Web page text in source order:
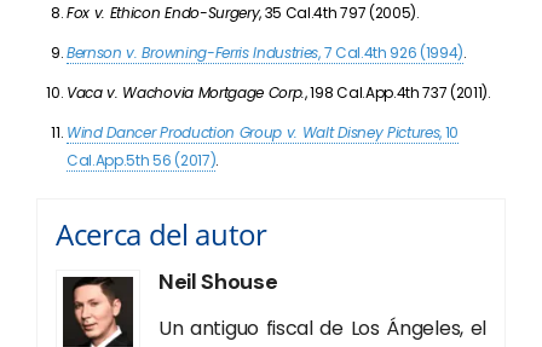
Fox v. Ethicon Endo-Surgery, 35 Cal.4th 797 (2005).
Bernson v. Browning-Ferris Industries, 7 Cal.4th 926 (1994).
Vaca v. Wachovia Mortgage Corp., 198 Cal.App.4th 737 (2011).
Wind Dancer Production Group v. Walt Disney Pictures, 10
Cal.App.5th 56 (2017).
Acerca del autor
Neil Shouse
Un antiguo fiscal de Los Ángeles, el